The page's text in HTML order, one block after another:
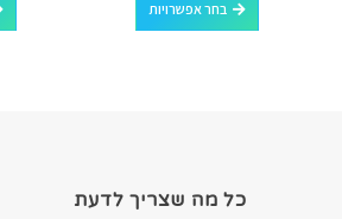
בחר אפשרויות
כל מה שצריך לדעת